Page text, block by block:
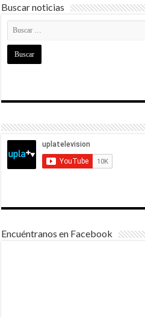
Buscar noticias
Encuéntranos en Facebook